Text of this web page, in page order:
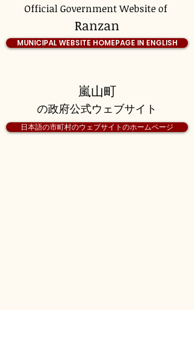
Official Government Website of
Ranzan
MUNICIPAL WEBSITE HOMEPAGE IN ENGLISH
嵐山町
日本語の市町村のウェブサイトのホームページ
の政府公式ウェブサイト